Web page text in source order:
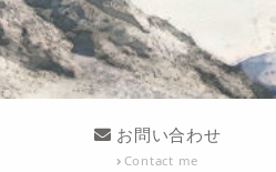
お問い合わせ
Contact me